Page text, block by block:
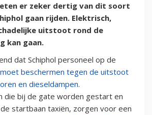
er zeker dertig van dit soort
gaan rijden. Elektrisch,
uitstoot rond de
kan gaan.
dat Schiphol personeel op de
beschermen tegen de uitstoot
en dieseldampen.
die bij de gate worden gestart en
startbaan taxiën, zorgen voor een